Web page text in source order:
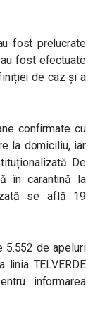
fost prelucrate
fost efectuate
de caz și a
confirmate cu
la domiciliu, iar
De
în carantină la
se află 19
5.552 de apeluri
TELVERDE
informarea